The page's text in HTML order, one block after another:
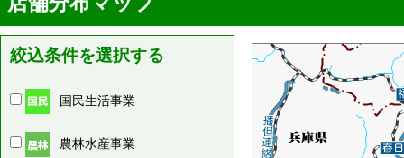
絞込条件を選択する
国民生活事業
農林水産事業